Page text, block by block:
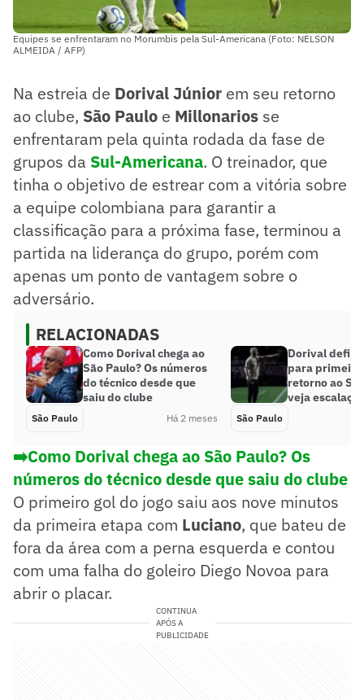
Equipes se enfrentaram no Morumbis pela Sul-Americana (Foto: NELSON
ALMEIDA / AFP)
Na estreia de Dorival Júnior em seu retorno
ao clube, São Paulo e Millonarios se
enfrentaram pela quinta rodada da fase de
grupos da Sul-Americana. O treinador, que
tinha o objetivo de estrear com a vitória sobre
a equipe colombiana para garantir a
classificação para a próxima fase, terminou a
partida na liderança do grupo, porém com
apenas um ponto de vantagem sobre o
adversário.
RELACIONADAS
Como Dorival chega ao
São Paulo? Os números
do técnico desde que
saiu do clube
São Paulo Há 2 meses
Dorival
para primeiro
retorno ao
veja
São Paulo
➡️Como Dorival chega ao São Paulo? Os
números do técnico desde que saiu do clube
O primeiro gol do jogo saiu aos nove minutos
da primeira etapa com Luciano, que bateu de
fora da área com a perna esquerda e contou
com uma falha do goleiro Diego Novoa para
abrir o placar.
CONTINUA
APÓS A
PUBLICIDADE